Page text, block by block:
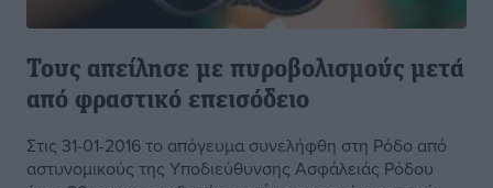
Τους απείλησε με πυροβολισμούς μετά
από φραστικό επεισόδειο
Στις 31-01-2016 το απόγευμα συνελήφθη στη Ρόδο από
αστυνομικούς της Υποδιεύθυνσης Ασφάλειάς Ρόδου